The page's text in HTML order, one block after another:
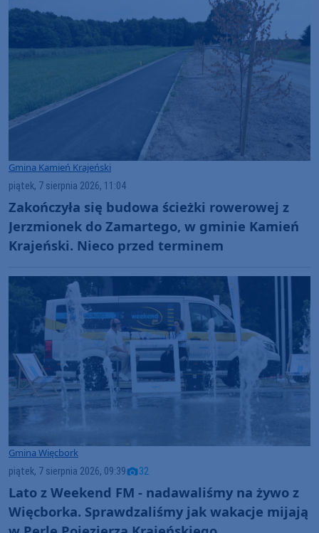
Gmina Kamień Krajeński
piątek, 7 sierpnia 2026, 11:04
Zakończyła się budowa ścieżki rowerowej z
Jerzmionek do Zamartego, w gminie Kamień
Krajeński. Nieco przed terminem
Gmina Więcbork
piątek, 7 sierpnia 2026, 09:39 32
Lato z Weekend FM - nadawaliśmy na żywo z
Więcborka. Sprawdzaliśmy jak wakacje mijają